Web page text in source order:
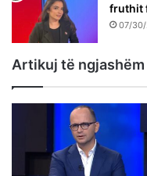
fruthit
07/
Artikuj të ngjashëm